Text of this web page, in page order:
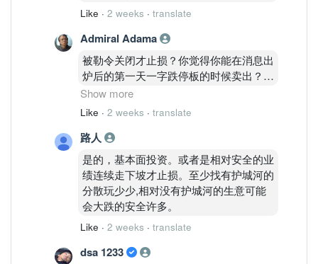
Like · 2 weeks · translate
Admiral Adama
被勒令关闭才止损？你觉得你能在消息出
炉后的第一天一字跌停板的时候卖出？还
是第二天的跌停板？然后跌停限制打开了
之后你就会说出那句经典的话：亏了这么
不过嘛这只是小概率事件，一直摊平就对
了。99.9%概率市场会反弹给机会你解套
的，只有0.01％概率市场会一Q收你皮让
你永不超生。所以放心没人会这么倒霉
的，你看手套股跌了90%也没看到有人出
来说自己被一Q收皮了。。。
Show more
Like · 2 weeks · translate
路人
是的，基本面投资。或者是相对安全的业
绩连续走下坡才止损。至少找有护城河的
分散玩少少,相对没有护城河的生意可能
会大跌的安全许多。
Like · 2 weeks · translate
dsa 1233